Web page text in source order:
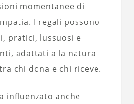
momentanee di
I regali possono
pratici, lussuosi e
adattati alla natura
chi dona e chi riceve.
influenzato anche